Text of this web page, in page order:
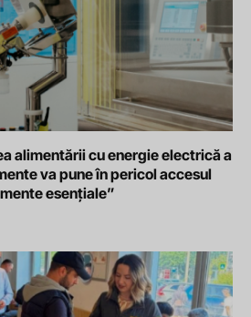
alimentării cu energie electrică a
va pune în pericol accesul
esențiale”